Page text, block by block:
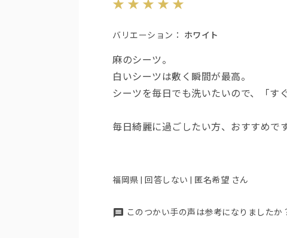
バリエーション： ホワイト
麻のシーツ。
白いシーツは敷く瞬間が最高。
シーツを毎日でも洗いたいので、「す
毎日綺麗に過ごしたい方、おすすめです
福岡県 | 回答しない | 匿名希望 さん
このつかい手の声は参考になりましたか